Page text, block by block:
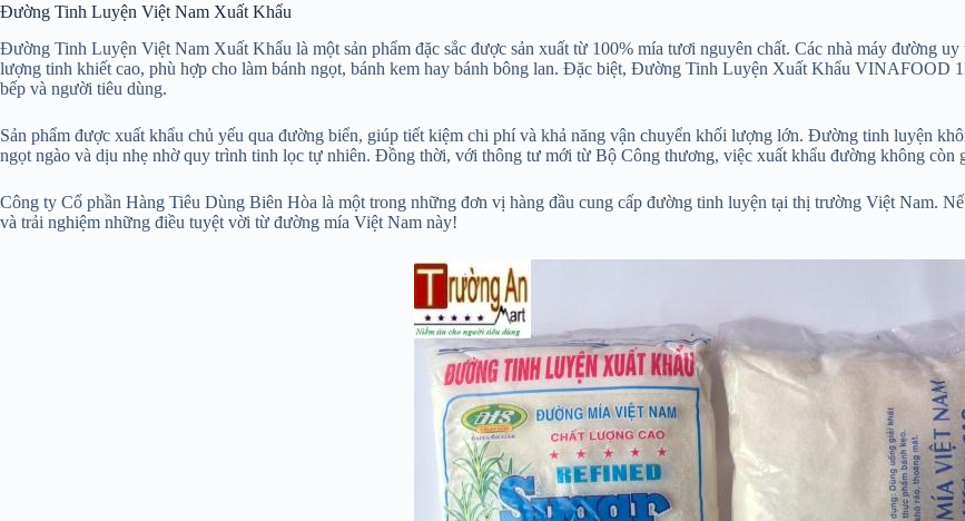
Đường Tinh Luyện Việt Nam Xuất Khẩu
Đường Tinh Luyện Việt Nam Xuất Khẩu là một sản phẩm đặc sắc được sản xuất từ 100% mía tươi nguyên chất. Các nhà máy đường
lượng tinh khiết cao, phù hợp cho làm bánh ngọt, bánh kem hay bánh bông lan. Đặc biệt, Đường Tinh Luyện Xuất Khẩu VINAFOOD
bếp và người tiêu dùng.
Sản phẩm được xuất khẩu chủ yếu qua đường biển, giúp tiết kiệm chi phí và khả năng vận chuyển khối lượng lớn. Đường tinh luyện
ngọt ngào và dịu nhẹ nhờ quy trình tinh lọc tự nhiên. Đồng thời, với thông tư mới từ Bộ Công thương, việc xuất khẩu đường không còn
Công ty Cổ phần Hàng Tiêu Dùng Biên Hòa là một trong những đơn vị hàng đầu cung cấp đường tinh luyện tại thị trường Việt Nam.
và trải nghiệm những điều tuyệt vời từ đường mía Việt Nam này!